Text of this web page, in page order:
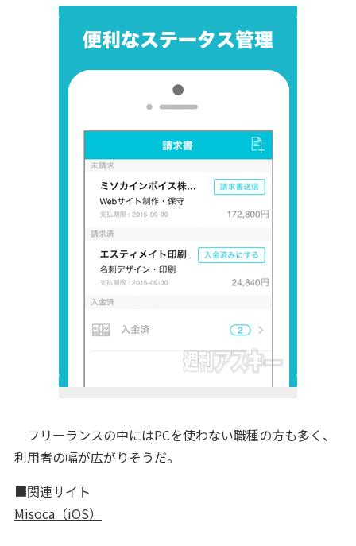
フリーランスの中にはPCを使わない職種の方も多く、
利用者の幅が広がりそうだ。
■関連サイト
Misoca（iOS）